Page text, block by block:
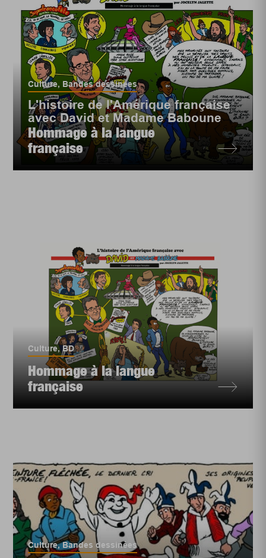
Culture, Bandes dessinées
L'histoire de l'Amérique française
avec David et Madame Baboune
Hommage à la langue
française
Culture,BD
Hommage à la langue
française
Culture,Bandes dessinées